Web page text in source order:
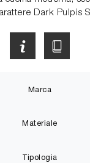
Dark Pulpis
Marca
Materiale
Tipologia